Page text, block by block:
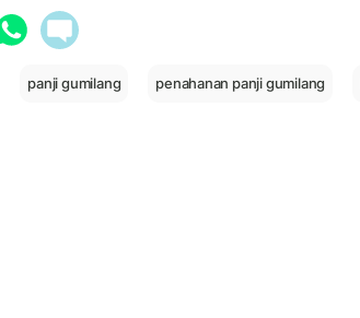
panji gumilang penahanan panji gumilang